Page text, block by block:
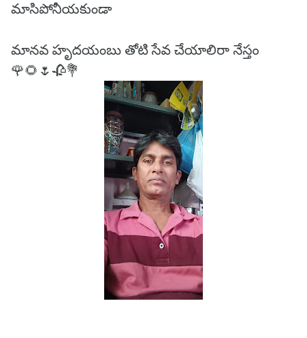
మాసిపోనీయకుండా
మానవ హృదయంబు తోటి సేవ చేయాలిరా నేస్తం
🌹🌻🌷🥀💐